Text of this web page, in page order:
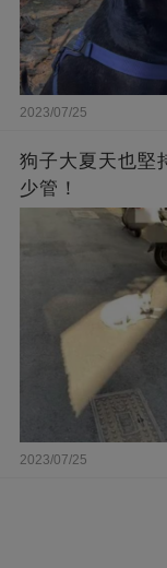
2023/07/25
狗子大夏天也堅
少管！
2023/07/25